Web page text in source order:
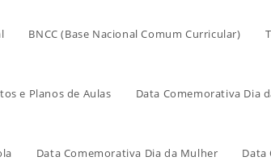
BNCC (Base Nacional Comum Curricular)
e Planos de Aulas Data Comemorativa Dia
Data Comemorativa Dia da Mulher Data